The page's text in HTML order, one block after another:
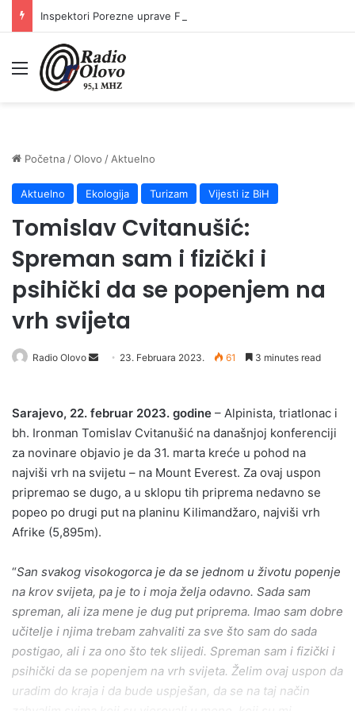
Meni
Početna /Olovo / Aktuelno
Aktuelno Ekologija Turizam Vijesti iz BiH
Tomislav Cvitanušić:
Spreman sam i fizički i
psihički da se popenjem na
vrh svijeta
Radio Olovo
Send 23. Februara 2023. 61 3 minutes read
Sarajevo, 22. februar 2023. godine – Alpinista, triatlonac i
bh. Ironman Tomislav Cvitanušić na današnjoj konferenciji
za novinare objavio je da 31. marta kreće u pohod na
najviši vrh na svijetu – na Mount Everest. Za ovaj uspon
pripremao se dugo, a u sklopu tih priprema nedavno se
popeo po drugi put na planinu Kilimandžaro, najviši vrh
Afrike (5,895m).
“San svakog visokogorca je da se jednom u životu popenje
na krov svijeta, pa je to i moja želja odavno. Sada sam
spreman, ali iza mene je dug put priprema. Imao sam dobre
učitelje i njima trebam zahvaliti za sve što sam do sada
postigao, ali i za ono što tek slijedi. Spreman sam i fizički i
psihički da se popenjem na vrh svijeta. Želim ovaj uspon da
uradim do kraja i da bude uspješan, da se na taj način